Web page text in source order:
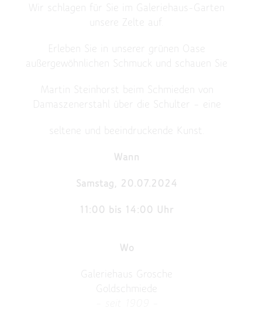
Wir schlagen für Sie im Galeriehaus-Garten
unsere Zelte auf.
Erleben Sie in unserer grünen Oase
außergewöhnlichen Schmuck und schauen Sie
Martin Steinhorst beim Schmieden von
Damaszenerstahl über die Schulter – eine
seltene und beeindruckende Kunst.
Wann
Samstag, 20.07.2024
11:00 bis 14:00 Uhr
Wo
Galeriehaus Grosche
Goldschmiede